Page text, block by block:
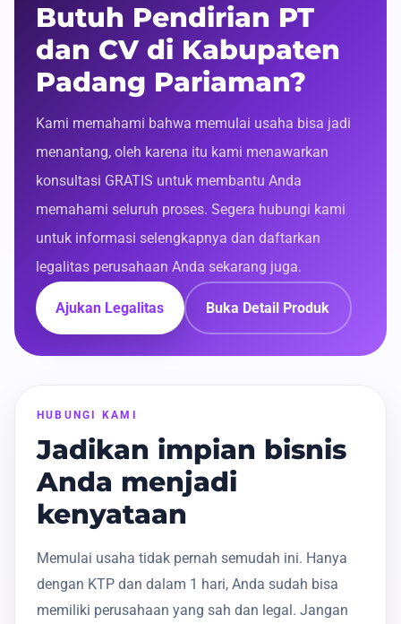
Butuh Pendirian PT
dan CV di Kabupaten
Padang Pariaman?
Kami memahami bahwa memulai usaha bisa jadi
menantang, oleh karena itu kami menawarkan
konsultasi GRATIS untuk membantu Anda
memahami seluruh proses. Segera hubungi kami
untuk informasi selengkapnya dan daftarkan
legalitas perusahaan Anda sekarang juga.
Ajukan Legalitas Buka Detail Produk
HUBUNGI KAMI
Jadikan impian bisnis
Anda menjadi
kenyataan
Memulai usaha tidak pernah semudah ini. Hanya
dengan KTP dan dalam 1 hari, Anda sudah bisa
memiliki perusahaan yang sah dan legal. Jangan